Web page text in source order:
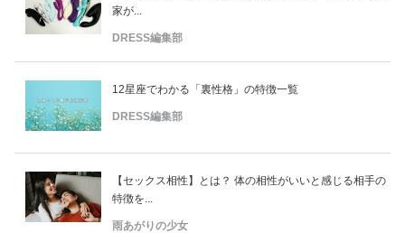
家が...
DRESS編集部
12星座でわかる「裏性格」の特徴一覧
DRESS編集部
【セックス相性】とは？ 体の相性がいいと感じる相手の
特徴を...
雨あがりの少女